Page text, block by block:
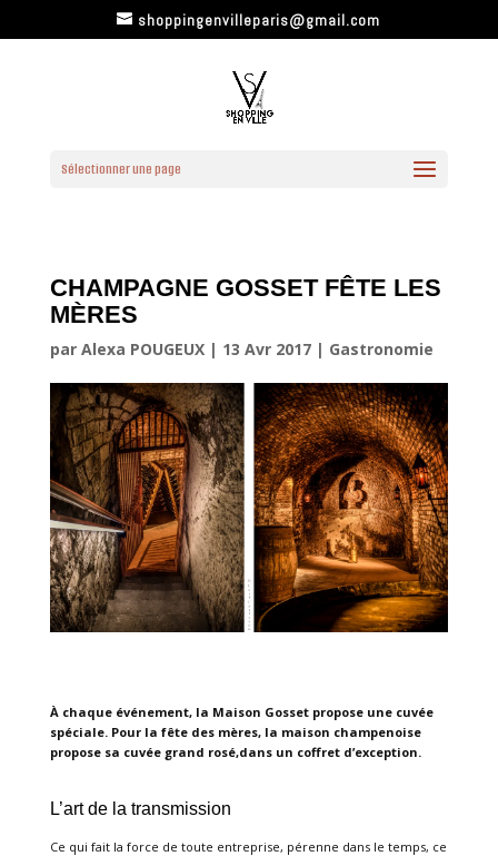
shoppingenvilleparis@gmail.com
Sélectionner une page
CHAMPAGNE GOSSET FÊTE LES
MÈRES
par Alexa POUGEUX| 13 Avr 2017| Gastronomie
À chaque événement, la Maison Gosset propose une cuvée
spéciale. Pour la fête des mères, la maison champenoise
propose sa cuvée grand rosé,dans un coffret d’exception.
L’art de la transmission
Ce qui fait la force de toute entreprise, pérenne dans le temps, ce